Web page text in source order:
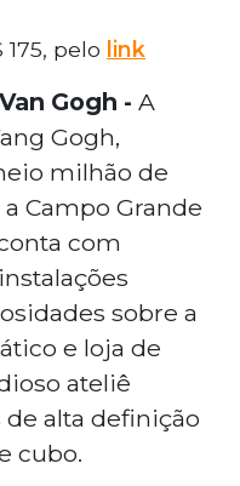
pelo link
Gogh - A
Gogh,
milhão de
Campo Grande
com
sobre a
e loja de
ateliê
alta definição
cubo.